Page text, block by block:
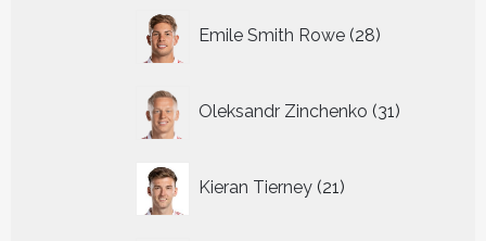
Emile Smith Rowe 28
producten
Oleksandr Zinchenko 31
producten
Kieran Tierney 21
producten